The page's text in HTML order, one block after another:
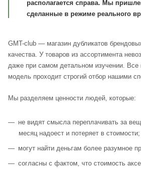
располагается справа. Мы
сделанные в режиме реального
GMT-club — магазин дубликатов
качества. У товаров из ассортимента
даже при самом детальном изучении. Все
модель проходит строгий отбор нашими
Мы разделяем ценности людей, которые:
не видят смысла переплачивать за
месяц надоест и потеряет в стоимости;
могут найти деньгам более разумное
согласны с фактом, что стоимость